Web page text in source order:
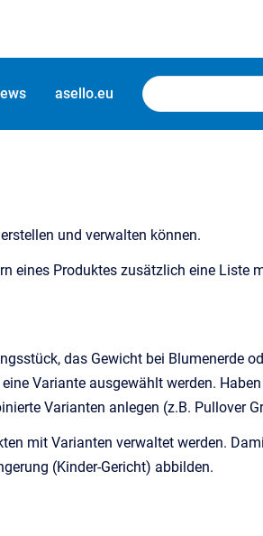
asello.eu
und verwalten können.
eines Produktes zusätzlich eine Liste
das Gewicht bei Blumenerde
Variante ausgewählt werden.
Varianten anlegen (z.B. Pullover
mit Varianten verwaltet werden.
(Kinder-Gericht) abbilden.